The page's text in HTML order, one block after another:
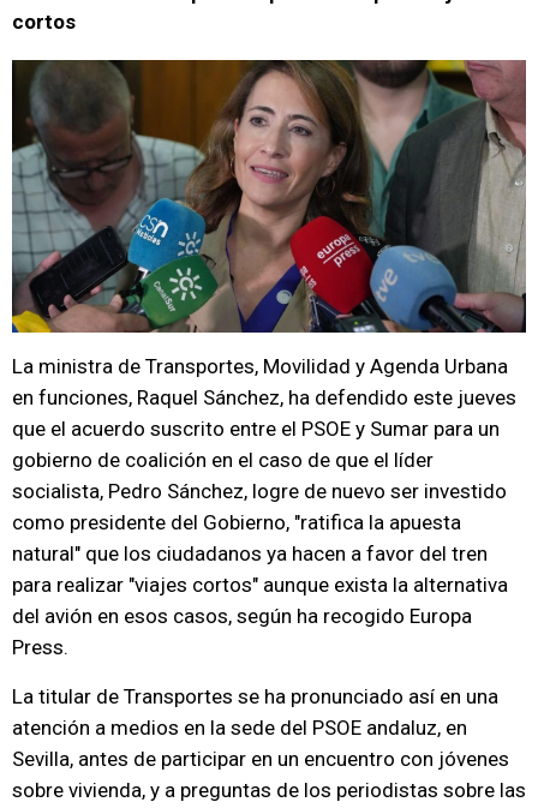
cortos
La ministra de Transportes, Movilidad y Agenda Urbana
en funciones, Raquel Sánchez, ha defendido este jueves
que el acuerdo suscrito entre el PSOE y Sumar para un
gobierno de coalición en el caso de que el líder
socialista, Pedro Sánchez, logre de nuevo ser investido
como presidente del Gobierno, "ratifica la apuesta
natural" que los ciudadanos ya hacen a favor del tren
para realizar "viajes cortos" aunque exista la alternativa
del avión en esos casos, según ha recogido Europa
Press.
La titular de Transportes se ha pronunciado así en una
atención a medios en la sede del PSOE andaluz, en
Sevilla, antes de participar en un encuentro con jóvenes
sobre vivienda, y a preguntas de los periodistas sobre las